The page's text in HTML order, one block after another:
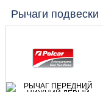
Рычаги подвески